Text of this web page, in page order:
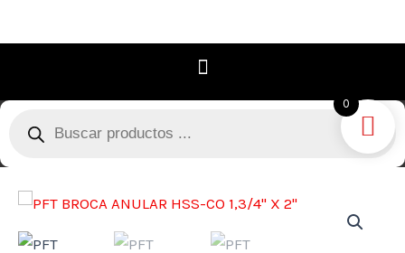
productos
PFT
BROCA
0